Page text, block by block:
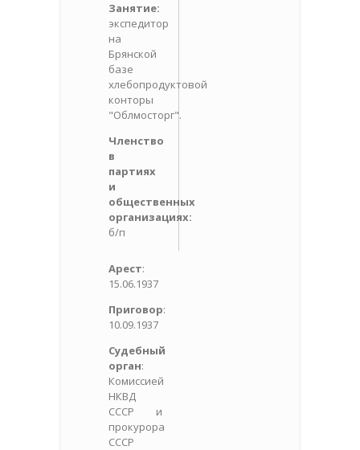
Занятие:
экспедитор
на
Брянской
базе
хлебопродуктовой
конторы
"Облмосторг".
Членство
в
партиях
и
общественных
организациях:
б/п
Арест:
15.06.1937
Приговор:
10.09.1937
Судебный
орган:
Комиссией
НКВД
СССР и
прокурора
СССР